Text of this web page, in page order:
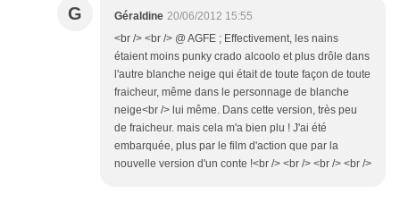
G Géraldine 20/06/2012 15:55
<br /> <br /> @ AGFE ; Effectivement, les nains
étaient moins punky crado alcoolo et plus drôle dans
l'autre blanche neige qui était de toute façon de toute
fraicheur, même dans le personnage de blanche
neige<br /> lui même. Dans cette version, très peu
de fraicheur. mais cela m'a bien plu ! J'ai été
embarquée, plus par le film d'action que par la
nouvelle version d'un conte !<br /> <br /> <br /> <br />